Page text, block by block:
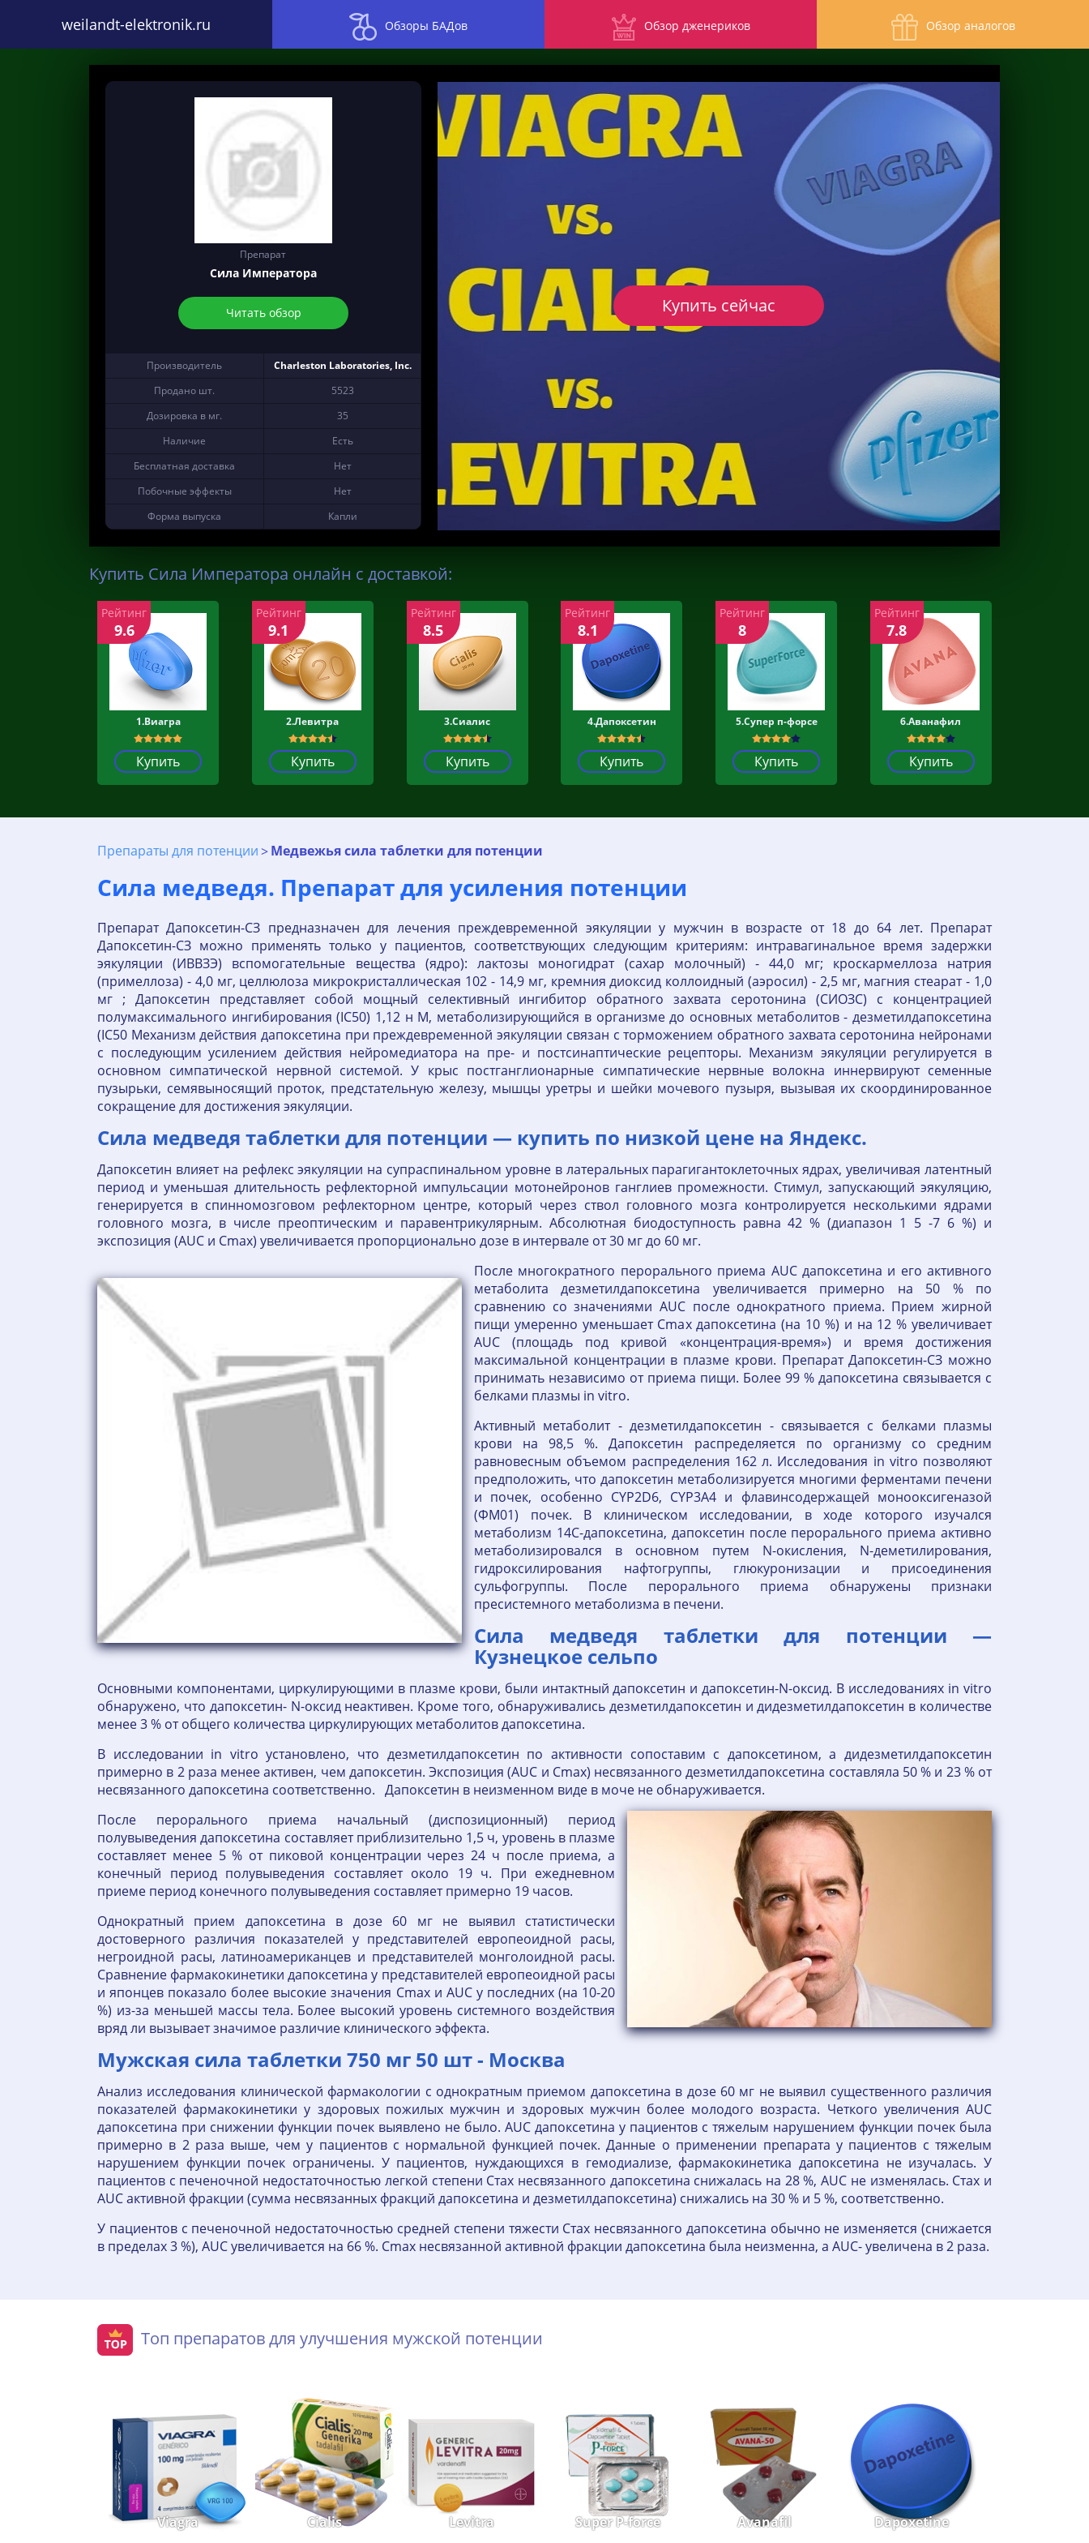
weilandt-elektronik.ru Обзоры БАДов Обзор дженериков Обзор аналогов
Препарат
Сила Императора
Читать обзор
Производитель
Charleston Laboratories, Inc.
Продано шт.
5523
Дозировка в мг.
35
Наличие
Есть
Бесплатная доставка
Нет
Побочные эффекты
Нет
Форма выпуска
Капли
Купить сейчас
Купить Сила Императора онлайн с доставкой:
1.Виагра
Купить
Рейтинг
9.6
2.Левитра
Купить
Рейтинг
9.1
3.Сиалис
Купить
Рейтинг
8.5
4.Дапоксетин
Купить
Рейтинг
8.1
5.Супер п-форсе
Купить
Рейтинг
8
6.Аванафил
Купить
Рейтинг
7.8
Препараты для потенции Медвежья сила таблетки для потенции
Сила медведя. Препарат для усиления потенции
Препарат Дапоксетин-СЗ предназначен для лечения преждевременной эякуляции у мужчин в возрасте от 18 до 64 лет. Препарат
Дапоксетин-СЗ можно применять только у пациентов, соответствующих следующим критериям: интравагинальное время задержки
эякуляции (ИВВЗЭ) вспомогательные вещества (ядро): лактозы моногидрат (сахар молочный) - 44,0 мг; кроскармеллоза натрия
(примеллоза) - 4,0 мг, целлюлоза микрокристаллическая 102 - 14,9 мг, кремния диоксид коллоидный (аэросил) - 2,5 мг, магния стеарат - 1,0
мг ; Дапоксетин представляет собой мощный селективный ингибитор обратного захвата серотонина (СИОЗС) с концентрацией
полумаксимального ингибирования (IC50) 1,12 н М, метаболизирующийся в организме до основных метаболитов - дезметилдапоксетина
(IC50 Механизм действия дапоксетина при преждевременной эякуляции связан с торможением обратного захвата серотонина нейронами
с последующим усилением действия нейромедиатора на пре- и постсинаптические рецепторы. Механизм эякуляции регулируется в
основном симпатической нервной системой. У крыс постганглионарные симпатические нервные волокна иннервируют семенные
пузырьки, семявыносящий проток, предстательную железу, мышцы уретры и шейки мочевого пузыря, вызывая их скоординированное
сокращение для достижения эякуляции.
Сила медведя таблетки для потенции — купить по низкой цене на Яндекс.
Дапоксетин влияет на рефлекс эякуляции на супраспинальном уровне в латеральных парагигантоклеточных ядрах, увеличивая латентный
период и уменьшая длительность рефлекторной импульсации мотонейронов ганглиев промежности. Стимул, запускающий эякуляцию,
генерируется в спинномозговом рефлекторном центре, который через ствол головного мозга контролируется несколькими ядрами
головного мозга, в числе преоптическим и паравентрикулярным. Абсолютная биодоступность равна 42 % (диапазон 1 5 -7 6 %) и
экспозиция (AUC и Сmах) увеличивается пропорционально дозе в интервале от 30 мг до 60 мг.
После многократного перорального приема AUC дапоксетина и его активного
метаболита дезметилдапоксетина увеличивается примерно на 50 % по
сравнению со значениями AUC после однократного приема. Прием жирной
пищи умеренно уменьшает Сmах дапоксетина (на 10 %) и на 12 % увеличивает
AUC (площадь под кривой «концентрация-время») и время достижения
максимальной концентрации в плазме крови. Препарат Дапоксетин-СЗ можно
принимать независимо от приема пищи. Более 99 % дапоксетина связывается с
белками плазмы in vitro.
Активный метаболит - дезметилдапоксетин - связывается с белками плазмы
крови на 98,5 %. Дапоксетин распределяется по организму со средним
равновесным объемом распределения 162 л. Исследования in vitro позволяют
предположить, что дапоксетин метаболизируется многими ферментами печени
и почек, особенно CYP2D6, CYP3A4 и флавинсодержащей монооксигеназой
(ФМ01) почек. В клиническом исследовании, в ходе которого изучался
метаболизм 14С-дапоксетина, дапоксетин после перорального приема активно
метаболизировался в основном путем N-окисления, N-деметилирования,
гидроксилирования нафтогруппы, глюкуронизации и присоединения
сульфогруппы. После перорального приема обнаружены признаки
пресистемного метаболизма в печени.
Сила медведя таблетки для потенции —
Кузнецкое сельпо
Основными компонентами, циркулирующими в плазме крови, были интактный дапоксетин и дапоксетин-N-оксид. В исследованиях in vitro
обнаружено, что дапоксетин- N-оксид неактивен. Кроме того, обнаруживались дезметилдапоксетин и дидезметилдапоксетин в количестве
менее 3 % от общего количества циркулирующих метаболитов дапоксетина.
В исследовании in vitro установлено, что дезметилдапоксетин по активности сопоставим с дапоксетином, а дидезметилдапоксетин
примерно в 2 раза менее активен, чем дапоксетин. Экспозиция (AUC и Сmах) несвязанного дезметилдапоксетина составляла 50 % и 23 % от
несвязанного дапоксетина соответственно. Дапоксетин в неизменном виде в моче не обнаруживается.
После перорального приема начальный (диспозиционный) период
полувыведения дапоксетина составляет приблизительно 1,5 ч, уровень в плазме
составляет менее 5 % от пиковой концентрации через 24 ч после приема, а
конечный период полувыведения составляет около 19 ч. При ежедневном
приеме период конечного полувыведения составляет примерно 19 часов.
Однократный прием дапоксетина в дозе 60 мг не выявил статистически
достоверного различия показателей у представителей европеоидной расы,
негроидной расы, латиноамериканцев и представителей монголоидной расы.
Сравнение фармакокинетики дапоксетина у представителей европеоидной расы
и японцев показало более высокие значения Сmах и AUC у последних (на 10-20
%) из-за меньшей массы тела. Более высокий уровень системного воздействия
вряд ли вызывает значимое различие клинического эффекта.
Мужская сила таблетки 750 мг 50 шт - Москва
Анализ исследования клинической фармакологии с однократным приемом дапоксетина в дозе 60 мг не выявил существенного различия
показателей фармакокинетики у здоровых пожилых мужчин и здоровых мужчин более молодого возраста. Четкого увеличения AUC
дапоксетина при снижении функции почек выявлено не было. AUC дапоксетина у пациентов с тяжелым нарушением функции почек была
примерно в 2 раза выше, чем у пациентов с нормальной функцией почек. Данные о применении препарата у пациентов с тяжелым
нарушением функции почек ограничены. У пациентов, нуждающихся в гемодиализе, фармакокинетика дапоксетина не изучалась. У
пациентов с печеночной недостаточностью легкой степени Стах несвязанного дапоксетина снижалась на 28 %, AUC не изменялась. Стах и
AUC активной фракции (сумма несвязанных фракций дапоксетина и дезметилдапоксетина) снижались на 30 % и 5 %, соответственно.
У пациентов с печеночной недостаточностью средней степени тяжести Стах несвязанного дапоксетина обычно не изменяется (снижается
в пределах 3 %), AUC увеличивается на 66 %. Сmах несвязанной активной фракции дапоксетина была неизменна, a AUC- увеличена в 2 раза.
Топ препаратов для улучшения мужской потенции
Viagra Cialis Levitra Super P-force Avanafil Dapoxetine